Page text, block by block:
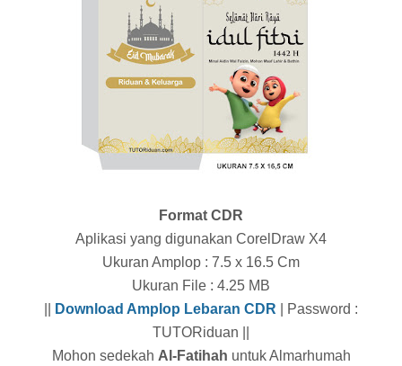
Format CDR
Aplikasi yang digunakan CorelDraw X4
Ukuran Amplop : 7.5 x 16.5 Cm
Ukuran File : 4.25 MB
Download Amplop Lebaran CDR | Password :
TUTORiduan ||
Mohon sedekah Al-Fatihah untuk Almarhumah